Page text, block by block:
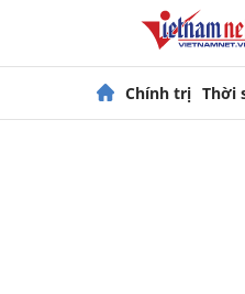
Chính trị Thời